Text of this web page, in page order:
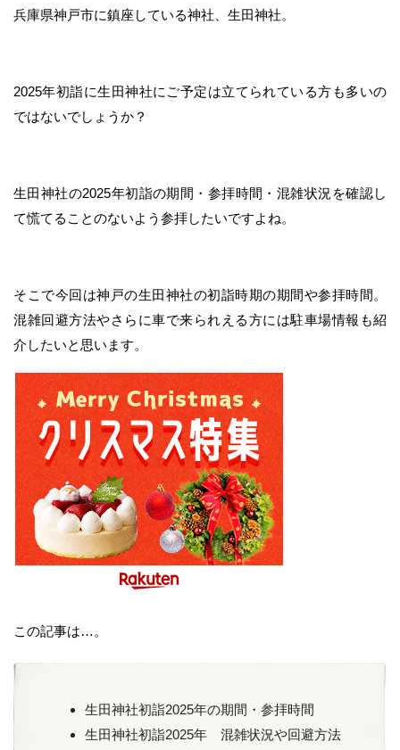
兵庫県神戸市に鎮座している神社、生田神社。
2025年初詣に生田神社にご予定は立てられている方も多いの
ではないでしょうか？
生田神社の2025年初詣の期間・参拝時間・混雑状況を確認し
て慌てることのないよう参拝したいですよね。
そこで今回は神戸の生田神社の初詣時期の期間や参拝時間。
混雑回避方法やさらに車で来られえる方には駐車場情報も紹
介したいと思います。
この記事は…。
生田神社初詣2025年の期間・参拝時間
生田神社初詣2025年 混雑状況や回避方法